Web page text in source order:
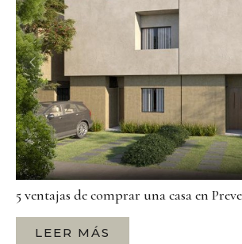
5 ventajas de comprar una casa en
LEER MÁS